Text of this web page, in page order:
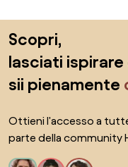
Scopri,
lasciati ispirare
sii pienamente
Ottieni l'accesso a
parte della community